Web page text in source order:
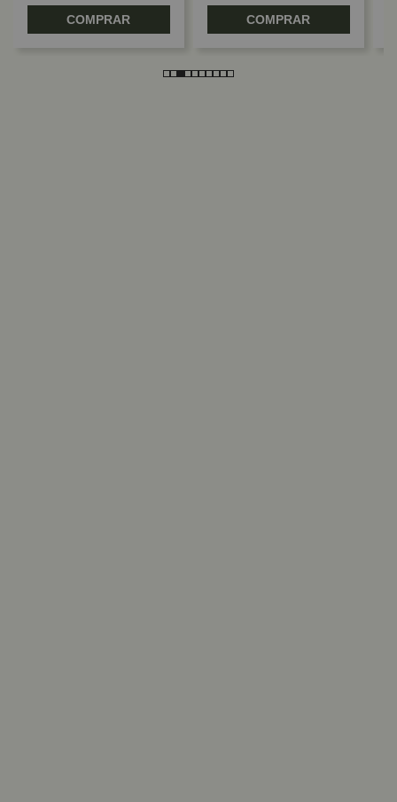
COMPRAR COMPRAR